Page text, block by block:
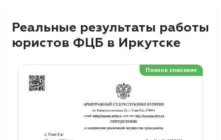
Реальные результаты работы
юристов ФЦБ в Иркутске
Полное списание